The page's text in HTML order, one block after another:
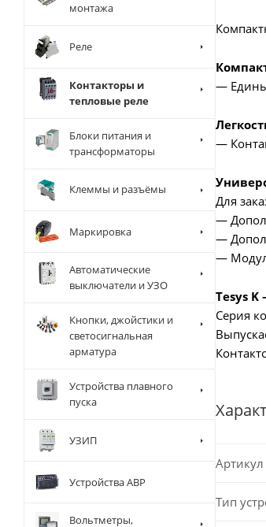
—
—
Для
—
—
—
Tesys K
Серия
Тип
монтажа
Реле
Контакторы и
тепловые реле
Блоки питания и
трансформаторы
Клеммы и разъёмы
Маркировка
Автоматические
выключатели и УЗО
Кнопки, джойстики и
светосигнальная
арматура
Устройства плавного
пуска
УЗИП
Устройства АВР
Вольтметры,